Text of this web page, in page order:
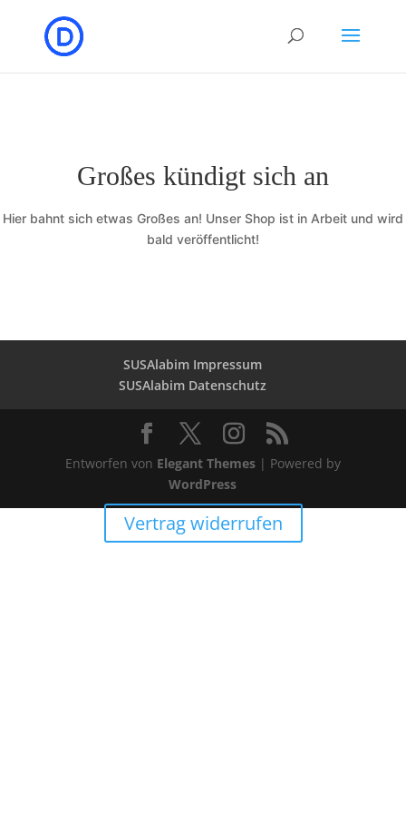
Großes kündigt sich an
Hier bahnt sich etwas Großes an! Unser Shop ist in Arbeit und wird
bald veröffentlicht!
SUSAlabim Impressum
SUSAlabim Datenschutz
Entworfen von Elegant Themes| Powered by
WordPress
Vertrag widerrufen